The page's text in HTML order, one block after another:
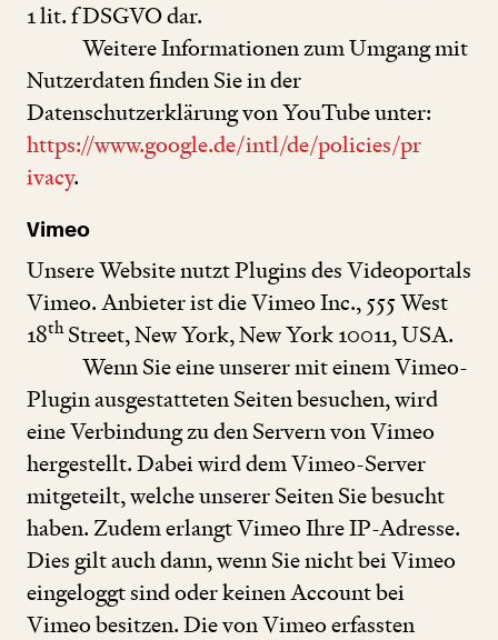
1lit. f DSGVO dar.
Weitere Informationen zum Umgang mit
Nutzerdaten finden Sie in der
Datenschutzerklärung von YouTube unter:
https://​www​.google​.de/​i​n​t​l​/​d​e​/​p​o​l​i​c​i​e​s​/​p​r​
ivacy.
Vimeo
Unsere Website nutzt Plugins des Videoportals
Vimeo. Anbieter ist die Vimeo Inc.,555West
18thStreet, New York, New York10011, USA.
Wenn Sie eine unserer mit einem Vimeo-
Plugin ausgestatteten Seiten besuchen, wird
eine Verbindung zu den Servern von Vimeo
hergestellt. Dabei wird dem Vimeo-Server
mitgeteilt, welche unserer Seiten Sie besucht
haben. Zudem erlangt Vimeo Ihre IP-Adresse.
Dies gilt auch dann, wenn Sie nicht bei Vimeo
eingeloggt sind oder keinen Account bei
Vimeo besitzen. Die von Vimeo erfassten